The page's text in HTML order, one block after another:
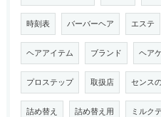
時刻表 バーバーヘア エステ
ヘアアイテム ブランド ヘア
プロステップ 取扱店 センス
詰め替え 詰め替え用 ミルク